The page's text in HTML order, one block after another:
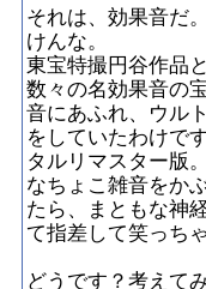
それは、効果音だ
けんな。
東宝特撮円谷作品
数々の名効果音の
音にあふれ、ウル
をしていたわけで
タルリマスター版
なちょこ雑音をか
たら、まともな神
て指差して笑っち
どうです？考えて